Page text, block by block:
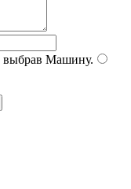
выбрав Машину.